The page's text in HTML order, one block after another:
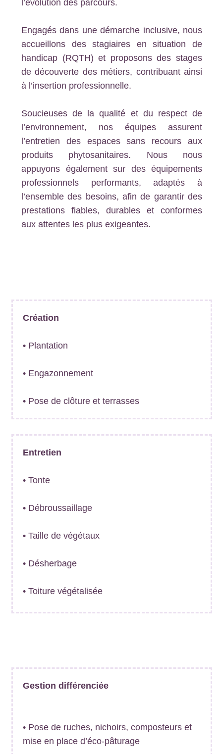
l’évolution des parcours.
Engagés dans une démarche inclusive, nous
accueillons des stagiaires en situation de
handicap (RQTH) et proposons des stages
de découverte des métiers, contribuant ainsi
à l’insertion professionnelle.
Soucieuses de la qualité et du respect de
l’environnement, nos équipes assurent
l’entretien des espaces sans recours aux
produits phytosanitaires. Nous nous
appuyons également sur des équipements
professionnels performants, adaptés à
l’ensemble des besoins, afin de garantir des
prestations fiables, durables et conformes
aux attentes les plus exigeantes.
Création
• Plantation
• Engazonnement
• Pose de clôture et terrasses
Entretien
• Tonte
• Débroussaillage
• Taille de végétaux
• Désherbage
• Toiture végétalisée
Gestion différenciée
• Pose de ruches, nichoirs, composteurs et
mise en place d’éco-pâturage